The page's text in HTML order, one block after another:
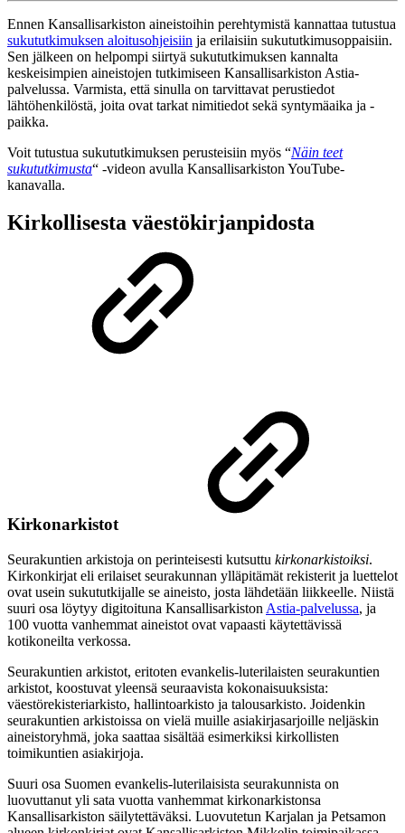
Ennen Kansallisarkiston aineistoihin perehtymistä kannattaa tutustua
sukututkimuksen aloitusohjeisiin ja erilaisiin sukututkimusoppaisiin.
Sen jälkeen on helpompi siirtyä sukututkimuksen kannalta
keskeisimpien aineistojen tutkimiseen Kansallisarkiston Astia-
palvelussa. Varmista, että sinulla on tarvittavat perustiedot
lähtöhenkilöstä, joita ovat tarkat nimitiedot sekä syntymäaika ja -
paikka.
Voit tutustua sukututkimuksen perusteisiin myös “Näin teet
sukututkimusta“ -videon avulla Kansallisarkiston YouTube-
kanavalla.
Kirkollisesta väestökirjanpidosta
Kirkonarkistot
Seurakuntien arkistoja on perinteisesti kutsuttu kirkonarkistoiksi.
Kirkonkirjat eli erilaiset seurakunnan ylläpitämät rekisterit ja luettelot
ovat usein sukututkijalle se aineisto, josta lähdetään liikkeelle. Niistä
suuri osa löytyy digitoituna Kansallisarkiston Astia-palvelussa, ja
100 vuotta vanhemmat aineistot ovat vapaasti käytettävissä
kotikoneilta verkossa.
Seurakuntien arkistot, eritoten evankelis-luterilaisten seurakuntien
arkistot, koostuvat yleensä seuraavista kokonaisuuksista:
väestörekisteriarkisto, hallintoarkisto ja talousarkisto. Joidenkin
seurakuntien arkistoissa on vielä muille asiakirjasarjoille neljäskin
aineistoryhmä, joka saattaa sisältää esimerkiksi kirkollisten
toimikuntien asiakirjoja.
Suuri osa Suomen evankelis-luterilaisista seurakunnista on
luovuttanut yli sata vuotta vanhemmat kirkonarkistonsa
Kansallisarkiston säilytettäväksi. Luovutetun Karjalan ja Petsamon